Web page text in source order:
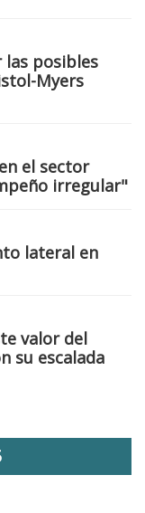
las posibles
Myers
el sector
irregular"
lateral en
valor del
su escalada